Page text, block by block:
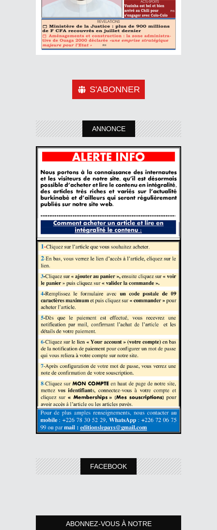
S'ABONNER
ANNONCE
FACEBOOK
ABONNEZ-VOUS À NOTRE